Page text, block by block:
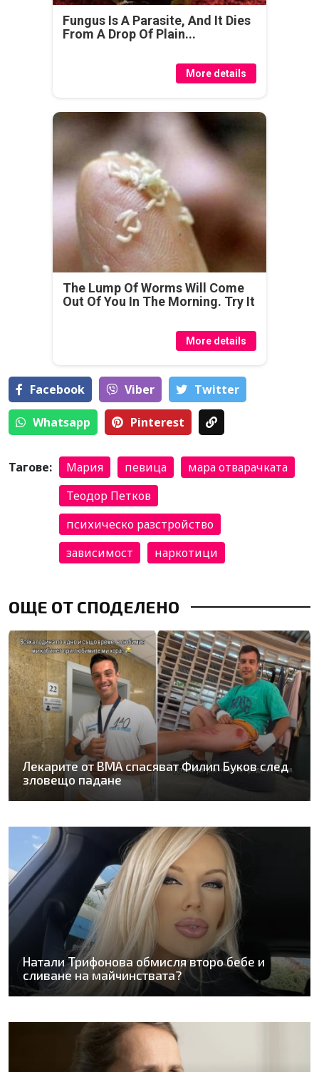
Fungus Is A Parasite, And It Dies
From A Drop Of Plain...
More details
The Lump Of Worms Will Come
Out Of You In The Morning. Try It
More details
Facebook Viber Тwitter
Whatsapp Pinterest
Тагове: Мария певица
мара отварачката
Теодор Петков
психическо разстройство
зависимост
наркотици
ОЩЕ ОТ СПОДЕЛЕНО
Лекарите от ВМА спасяват Филип Буков след
зловещо падане
Натали Трифонова обмисля второ бебе и
сливане на майчинствата?